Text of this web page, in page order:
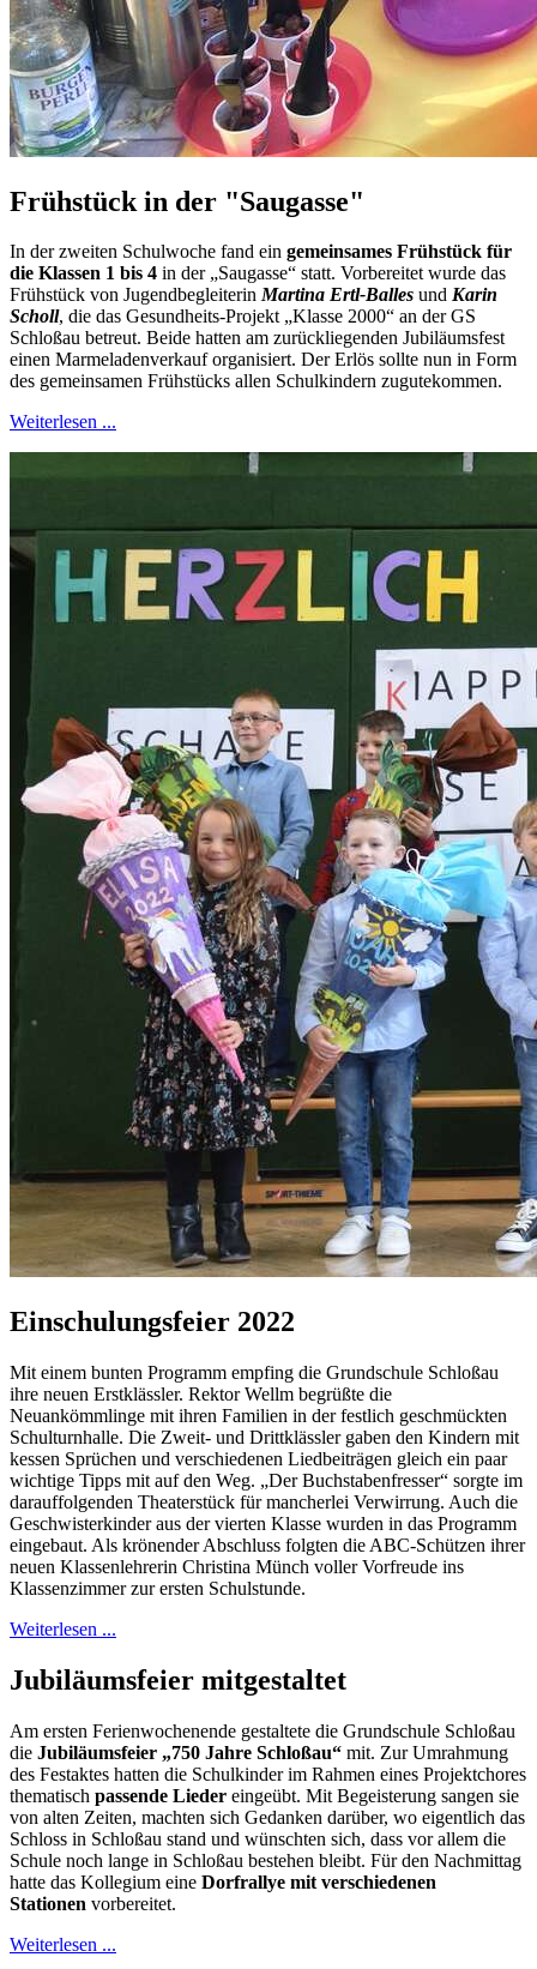
Frühstück in der "Saugasse"
In der zweiten Schulwoche fand ein gemeinsames Frühstück für
die Klassen 1 bis 4 in der „Saugasse“ statt. Vorbereitet wurde das
Frühstück von JugendbegleiterinMartina Ertl-Balles und Karin
Scholl, die das Gesundheits-Projekt „Klasse 2000“ an der GS
Schloßau betreut. Beide hatten am zurückliegenden Jubiläumsfest
einen Marmeladenverkauf organisiert. Der Erlös sollte nun in Form
des gemeinsamen Frühstücks allen Schulkindern zugutekommen.
Weiterlesen ...
Einschulungsfeier 2022
Mit einem bunten Programm empfing die Grundschule Schloßau
ihre neuen Erstklässler. Rektor Wellm begrüßte die
Neuankömmlinge mit ihren Familien in der festlich geschmückten
Schulturnhalle. Die Zweit- und Drittklässler gaben den Kindern mit
kessen Sprüchen und verschiedenen Liedbeiträgen gleich ein paar
wichtige Tipps mit auf den Weg. „Der Buchstabenfresser“ sorgte im
darauffolgenden Theaterstück für mancherlei Verwirrung. Auch die
Geschwisterkinder aus der vierten Klasse wurden in das Programm
eingebaut. Als krönender Abschluss folgten die ABC-Schützen ihrer
neuen Klassenlehrerin Christina Münch voller Vorfreude ins
Klassenzimmer zur ersten Schulstunde.
Weiterlesen ...
Jubiläumsfeier mitgestaltet
Am ersten Ferienwochenende gestaltete die Grundschule Schloßau
die Jubiläumsfeier „750 Jahre Schloßau“ mit. Zur Umrahmung
des Festaktes hatten die Schulkinder im Rahmen eines Projektchores
thematisch passende Lieder eingeübt. Mit Begeisterung sangen sie
von alten Zeiten, machten sich Gedanken darüber, wo eigentlich das
Schloss in Schloßau stand und wünschten sich, dass vor allem die
Schule noch lange in Schloßau bestehen bleibt. Für den Nachmittag
hatte das Kollegium eine Dorfrallye mit verschiedenen
Stationen vorbereitet.
Weiterlesen ...